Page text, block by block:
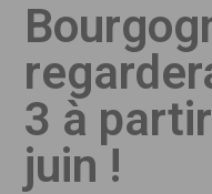
3 à
juin !